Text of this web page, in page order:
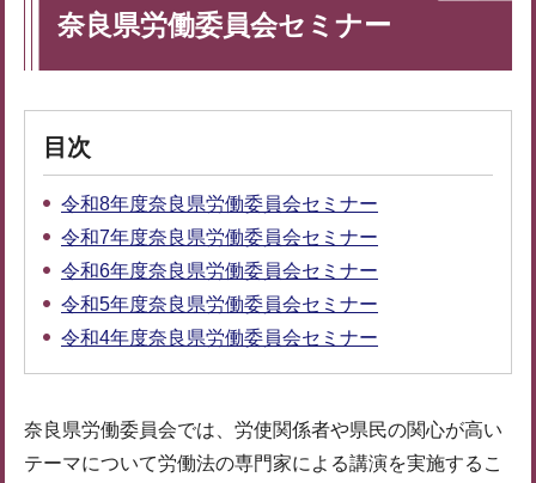
奈良県労働委員会セミナー
目次
令和8年度奈良県労働委員会セミナー
令和7年度奈良県労働委員会セミナー
令和6年度奈良県労働委員会セミナー
令和5年度奈良県労働委員会セミナー
令和4年度奈良県労働委員会セミナー
奈良県労働委員会では、労使関係者や県民の関心が高い
テーマについて労働法の専門家による講演を実施するこ